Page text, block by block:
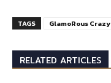
TAGS GlamoRous Crazy
RELATED ARTICLES